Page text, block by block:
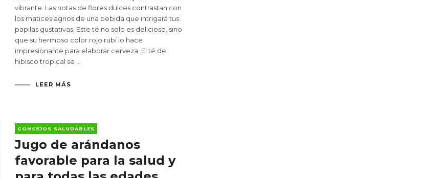
HIBISCO
vibrante. Las notas de flores dulces contrastan con
los matices agrios de una bebida que intrigará tus
papilas gustativas. Este té no solo es delicioso, sino
que su hermoso color rojo rubí lo hace
impresionante para elaborar cerveza. El té de
hibisco tropical se …
LEER MÁS
CONSEJOS SALUDABLES
Jugo de arándanos
favorable para la salud y